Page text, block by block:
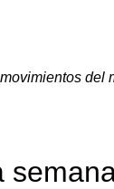
del